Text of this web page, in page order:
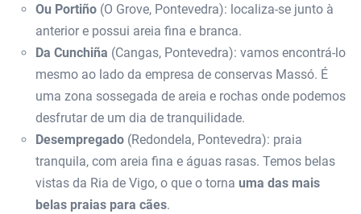
Ou Portiño (O Grove, Pontevedra): localiza-se junto à
anterior e possui areia fina e branca.
Da Cunchiña (Cangas, Pontevedra): vamos encontrá-lo
mesmo ao lado da empresa de conservas Massó. É
uma zona sossegada de areia e rochas onde podemos
desfrutar de um dia de tranquilidade.
Desempregado (Redondela, Pontevedra): praia
tranquila, com areia fina e águas rasas. Temos belas
vistas da Ria de Vigo, o que o torna uma das mais
belas praias para cães.